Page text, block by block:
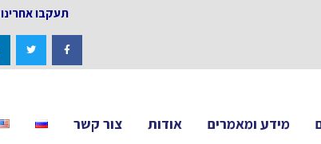
תעקבו אחרינו
מידע ומאמרים אודות צור קשר